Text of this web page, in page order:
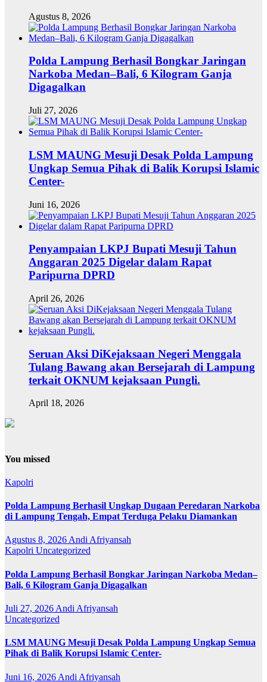
Agustus 8, 2026
Polda Lampung Berhasil Bongkar Jaringan
Narkoba Medan–Bali, 6 Kilogram Ganja
Digagalkan
Juli 27, 2026
LSM MAUNG Mesuji Desak Polda Lampung
Ungkap Semua Pihak di Balik Korupsi Islamic
Center-
Juni 16, 2026
Penyampaian LKPJ Bupati Mesuji Tahun
Anggaran 2025 Digelar dalam Rapat
Paripurna DPRD
April 26, 2026
Seruan Aksi DiKejaksaan Negeri Menggala
Tulang Bawang akan Bersejarah di Lampung
terkait OKNUM kejaksaan Pungli.
April 18, 2026
You missed
Kapolri
Polda Lampung Berhasil Ungkap Dugaan Peredaran Narkoba
di Lampung Tengah, Empat Terduga Pelaku Diamankan
Agustus 8, 2026Andi Afriyansah
Kapolri Uncategorized
Polda Lampung Berhasil Bongkar Jaringan Narkoba Medan–
Bali, 6 Kilogram Ganja Digagalkan
Juli 27, 2026 Andi Afriyansah
Uncategorized
LSM MAUNG Mesuji Desak Polda Lampung Ungkap Semua
Pihak di Balik Korupsi Islamic Center-
Juni 16, 2026 Andi Afriyansah